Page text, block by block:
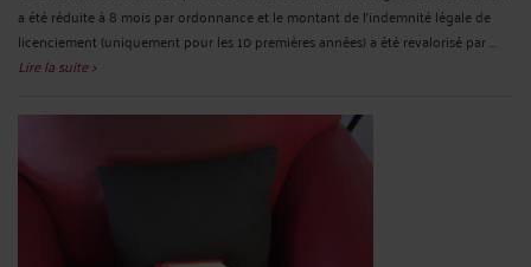
a été réduite à 8 mois par ordonnance et le montant de l’indemnité légale de
licenciement (uniquement pour les 10 premières années) a été revalorisé par ...
Lire la suite >